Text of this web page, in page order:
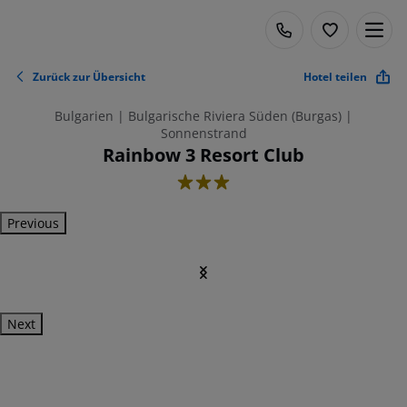
Zurück zur Übersicht Hotel teilen
Bulgarien | Bulgarische Riviera Süden (Burgas) |
Sonnenstrand
Rainbow 3 Resort Club
3
Previous
Next